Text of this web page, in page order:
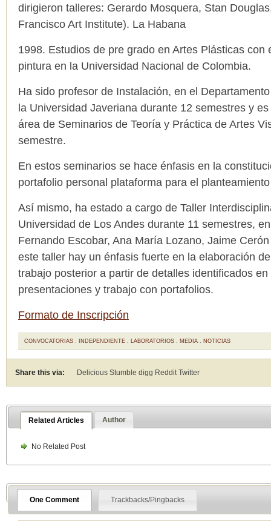
dirigieron talleres: Gerardo Mosquera, Stan
Francisco Art Institute). La Habana
1998. Estudios de pre grado en Artes Plásticas con
pintura en la Universidad Nacional de Colombia.
Ha sido profesor de Instalación, en el
la Universidad Javeriana durante 12 semestres y
área de Seminarios de Teoría y Práctica de Artes
semestre.
En estos seminarios se hace énfasis en la
portafolio personal plataforma para el
Así mismo, ha estado a cargo de Taller
Universidad de Los Andes durante 11 semestres,
Fernando Escobar, Ana María Lozano, Jaime
este taller hay un énfasis fuerte en la elaboración
trabajo posterior a partir de detalles identificados
presentaciones y trabajo con portafolios.
Formato de Inscripción
CONVOCATORIAS . INDEPENDIENTE . LABORATORIOS . MEDIA . NOTICIAS
Share this via: Delicious Stumble digg RedditTwitter
Related Articles Author
No Related Post
One Comment Trackbacks/Pingbacks